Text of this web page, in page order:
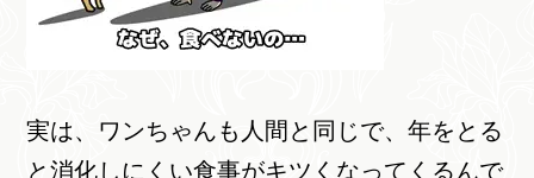
実は、ワンちゃんも人間と同じで、年をとる
と消化しにくい食事がキツくなってくるんで